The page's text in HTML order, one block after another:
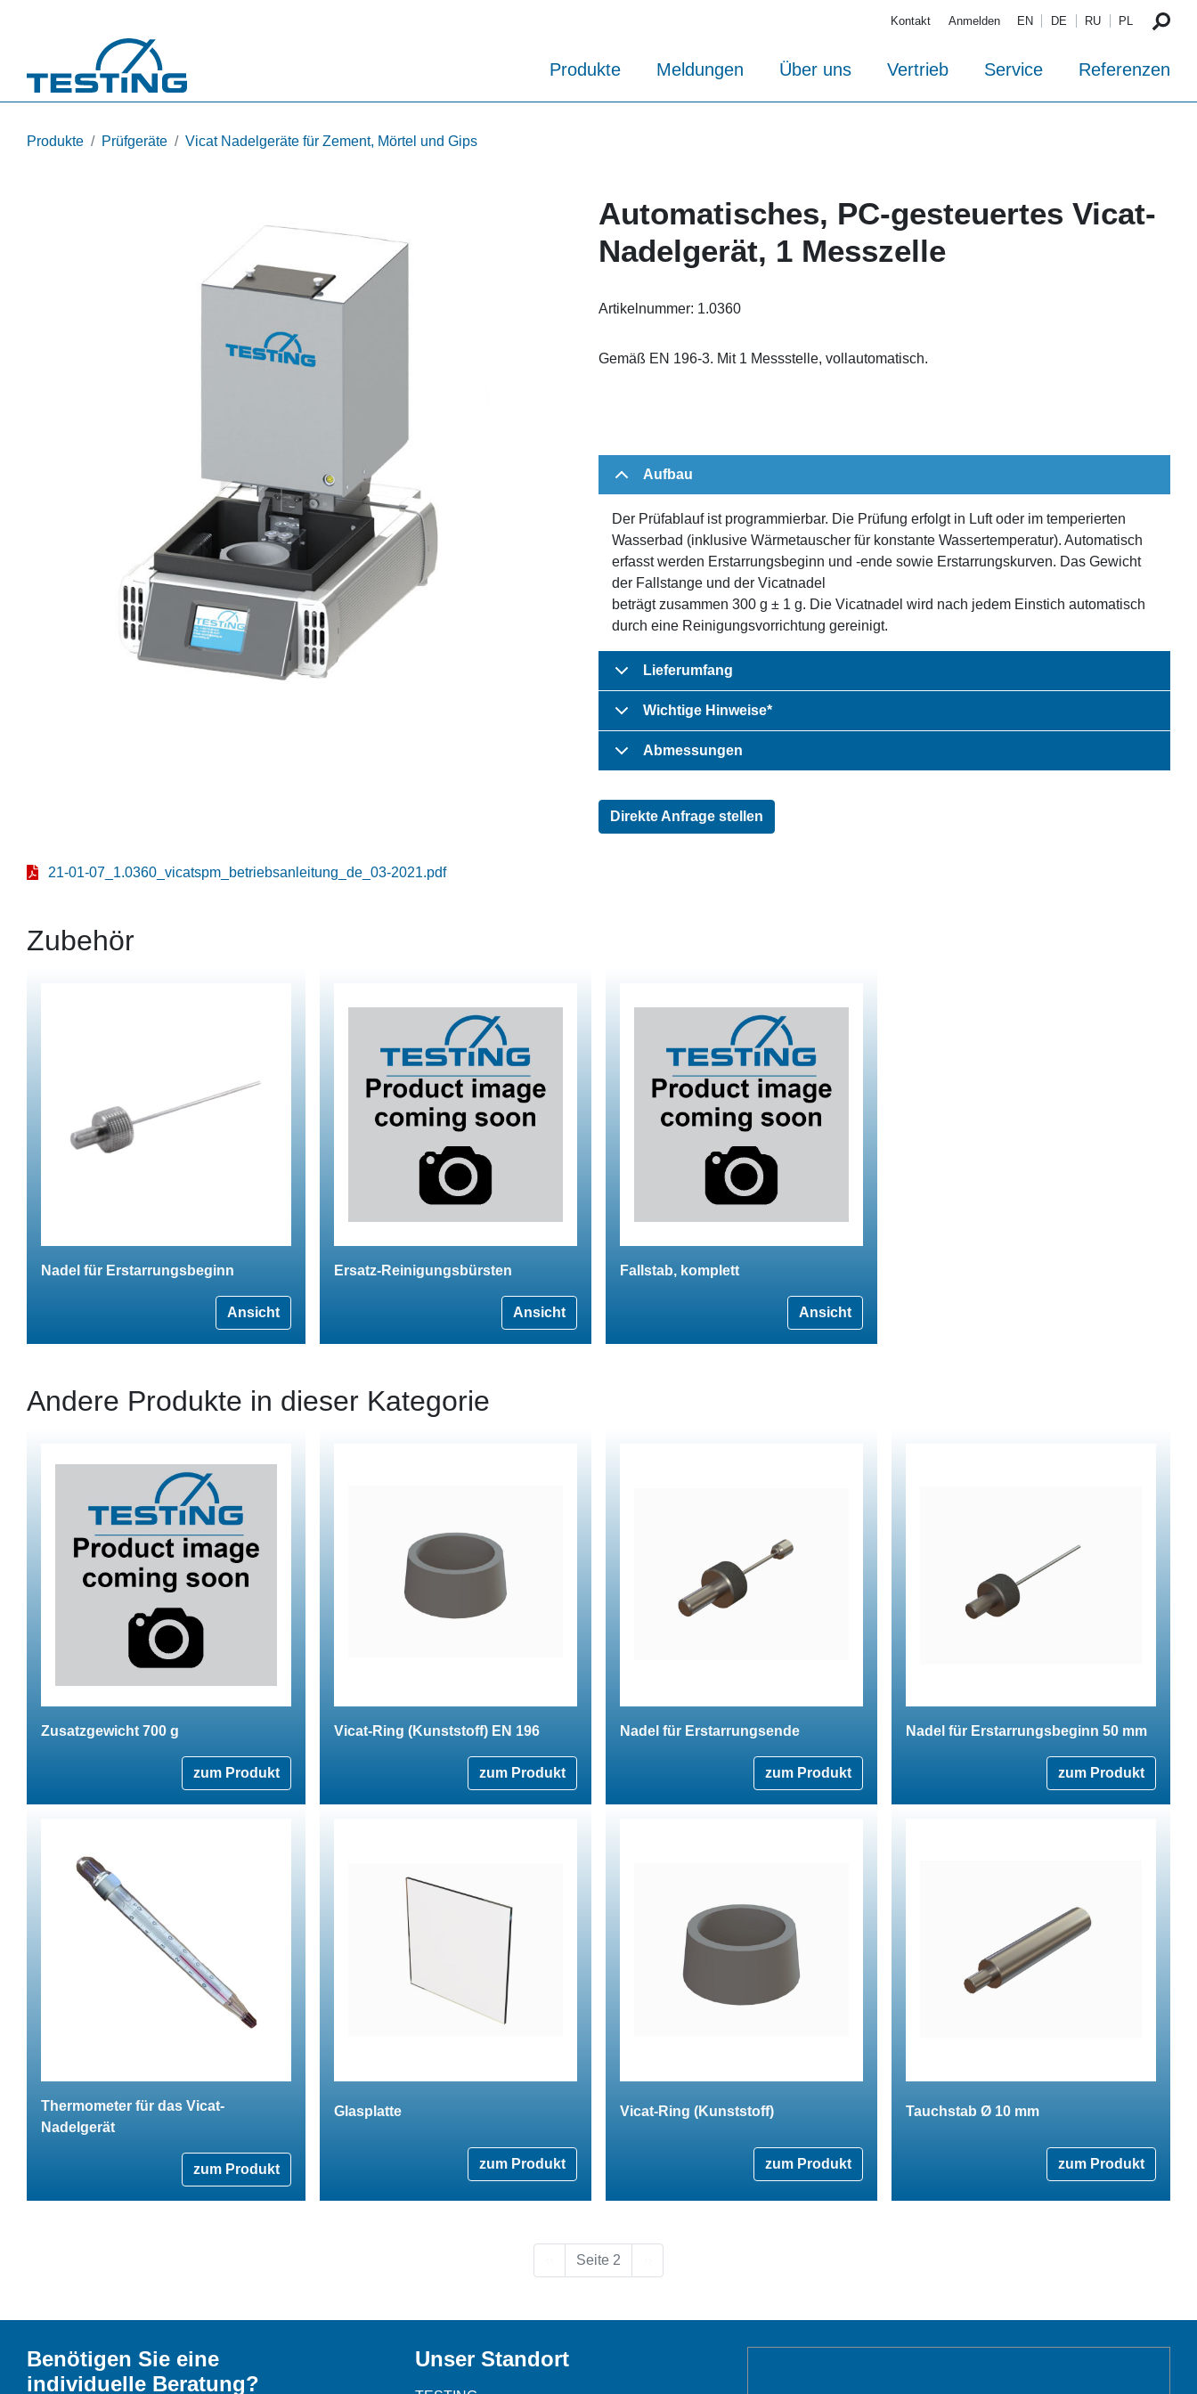
Kontakt Anmelden EN DE RU PL
Produkte Meldungen Über uns Vertrieb Service Referenzen
Produkte Prüfgeräte Vicat Nadelgeräte für Zement, Mörtel und Gips
Automatisches, PC-gesteuertes Vicat-
Nadelgerät, 1 Messzelle
Artikelnummer: 1.0360
Gemäß EN 196-3. Mit 1 Messstelle, vollautomatisch.
Aufbau
Der Prüfablauf ist programmierbar. Die Prüfung erfolgt in Luft oder im temperierten
Wasserbad (inklusive Wärmetauscher für konstante Wassertemperatur). Automatisch
erfasst werden Erstarrungsbeginn und -ende sowie Erstarrungskurven. Das Gewicht
der Fallstange und der Vicatnadel
beträgt zusammen 300 g ± 1 g. Die Vicatnadel wird nach jedem Einstich automatisch
durch eine Reinigungsvorrichtung gereinigt.
Lieferumfang
Wichtige Hinweise*
Abmessungen
Direkte Anfrage stellen
21-01-07_1.0360_vicatspm_betriebsanleitung_de_03-2021.pdf
Zubehör
Nadel für Erstarrungsbeginn
Ansicht
Ersatz-Reinigungsbürsten
Ansicht
Fallstab, komplett
Ansicht
Andere Produkte in dieser Kategorie
Zusatzgewicht 700 g
zum Produkt
Vicat-Ring (Kunststoff) EN 196
zum Produkt
Nadel für Erstarrungsende
zum Produkt
Nadel für Erstarrungsbeginn 50 mm
zum Produkt
Thermometer für das Vicat-
Nadelgerät
zum Produkt
Glasplatte
zum Produkt
Vicat-Ring (Kunststoff)
zum Produkt
Tauchstab Ø 10 mm
zum Produkt
Vorherige Seite
Seite 2
Benötigen Sie eine
individuelle Beratung?
Unser Standort